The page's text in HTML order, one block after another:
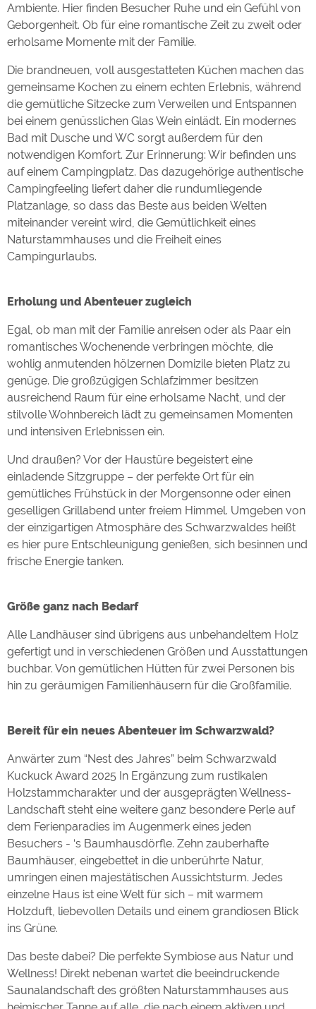
Ambiente. Hier finden Besucher Ruhe und ein Gefühl von
Geborgenheit. Ob für eine romantische Zeit zu zweit oder
erholsame Momente mit der Familie.
Die brandneuen, voll ausgestatteten Küchen machen das
gemeinsame Kochen zu einem echten Erlebnis, während
die gemütliche Sitzecke zum Verweilen und Entspannen
bei einem genüsslichen Glas Wein einlädt. Ein modernes
Bad mit Dusche und WC sorgt außerdem für den
notwendigen Komfort. Zur Erinnerung: Wir befinden uns
auf einem Campingplatz. Das dazugehörige authentische
Campingfeeling liefert daher die rundumliegende
Platzanlage, so dass das Beste aus beiden Welten
miteinander vereint wird, die Gemütlichkeit eines
Naturstammhauses und die Freiheit eines
Campingurlaubs.
Erholung und Abenteuer zugleich
Egal, ob man mit der Familie anreisen oder als Paar ein
romantisches Wochenende verbringen möchte, die
wohlig anmutenden hölzernen Domizile bieten Platz zu
genüge. Die großzügigen Schlafzimmer besitzen
ausreichend Raum für eine erholsame Nacht, und der
stilvolle Wohnbereich lädt zu gemeinsamen Momenten
und intensiven Erlebnissen ein.
Und draußen? Vor der Haustüre begeistert eine
einladende Sitzgruppe – der perfekte Ort für ein
gemütliches Frühstück in der Morgensonne oder einen
geselligen Grillabend unter freiem Himmel. Umgeben von
der einzigartigen Atmosphäre des Schwarzwaldes heißt
es hier pure Entschleunigung genießen, sich besinnen und
frische Energie tanken.
Größe ganz nach Bedarf
Alle Landhäuser sind übrigens aus unbehandeltem Holz
gefertigt und in verschiedenen Größen und Ausstattungen
buchbar. Von gemütlichen Hütten für zwei Personen bis
hin zu geräumigen Familienhäusern für die Großfamilie.
Bereit für ein neues Abenteuer im Schwarzwald?
Anwärter zum “Nest des Jahres” beim Schwarzwald
Kuckuck Award 2025 In Ergänzung zum rustikalen
Holzstammcharakter und der ausgeprägten Wellness-
Landschaft steht eine weitere ganz besondere Perle auf
dem Ferienparadies im Augenmerk eines jeden
Besuchers - ‘s Baumhausdörfle. Zehn zauberhafte
Baumhäuser, eingebettet in die unberührte Natur,
umringen einen majestätischen Aussichtsturm. Jedes
einzelne Haus ist eine Welt für sich – mit warmem
Holzduft, liebevollen Details und einem grandiosen Blick
ins Grüne.
Das beste dabei? Die perfekte Symbiose aus Natur und
Wellness! Direkt nebenan wartet die beeindruckende
Saunalandschaft des größten Naturstammhauses aus